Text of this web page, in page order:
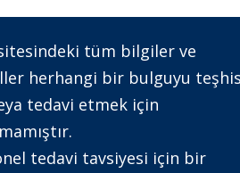
tüm bilgiler ve
herhangi bir bulguyu teşhis
tedavi etmek için
tedavi tavsiyesi için bir